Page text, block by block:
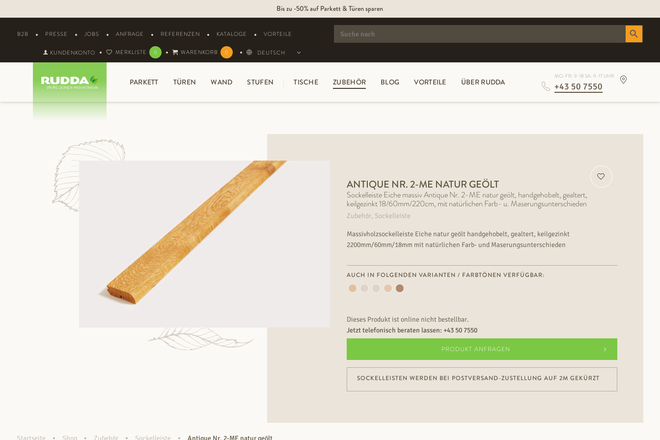
Bis zu -50% auf Parkett & Türen sparen
B2B PRESSE JOBS ANFRAGE REFERENZEN KATALOGE VORTEILE
SEARCH
FOR:
Search Button
KUNDENKONTO MERKLISTE 0 WARENKORB 0 DEUTSCH
PARKETT TÜREN WAND STUFEN TISCHE ZUBEHÖR BLOG VORTEILE ÜBER RUDDA
MO-FR: 9-18 SA: 9-17 UHR
+43 50 7550
ANTIQUE NR. 2-ME NATUR GEÖLT
Sockelleiste Eiche massiv Antique Nr. 2-ME natur geölt, handgehobelt, gealtert,
keilgezinkt 18/60mm/220cm, mit natürlichen Farb- u. Maserungsunterschieden
Zubehör, Sockelleiste
Massivholzsockelleiste Eiche natur geölt handgehobelt, gealtert, keilgezinkt
2200mm/60mm/18mm mit natürlichen Farb- und Maserungsunterschieden
AUCH IN FOLGENDEN VARIANTEN / FARBTÖNEN VERFÜGBAR:
Dieses Produkt ist online nicht bestellbar.
Jetzt telefonisch beraten lassen: +43 50 7550
PRODUKT ANFRAGEN
SOCKELLEISTEN WERDEN BEI POSTVERSAND-ZUSTELLUNG AUF 2M GEKÜRZT
Startseite • Shop • Zubehör • Sockelleiste • Antique Nr. 2-ME natur geölt